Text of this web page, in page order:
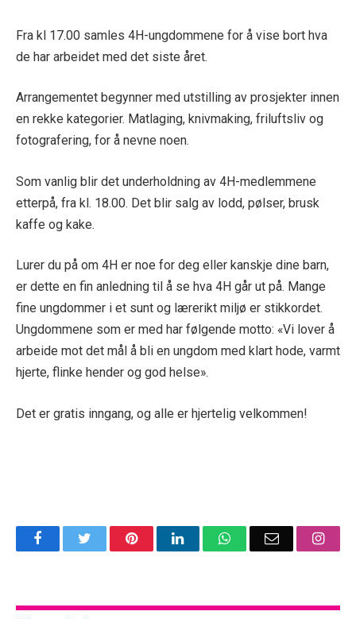
Fra kl 17.00 samles 4H-ungdommene for å vise bort hva
de har arbeidet med det siste året.
Arrangementet begynner med utstilling av prosjekter innen
en rekke kategorier. Matlaging, knivmaking, friluftsliv og
fotografering, for å nevne noen.
Som vanlig blir det underholdning av 4H-medlemmene
etterpå, fra kl. 18.00. Det blir salg av lodd, pølser, brusk
kaffe og kake.
Lurer du på om 4H er noe for deg eller kanskje dine barn,
er dette en fin anledning til å se hva 4H går ut på. Mange
fine ungdommer i et sunt og lærerikt miljø er stikkordet.
Ungdommene som er med har følgende motto: «Vi lover å
arbeide mot det mål å bli en ungdom med klart hode, varmt
hjerte, flinke hender og god helse».
Det er gratis inngang, og alle er hjertelig velkommen!
FacebookTwitter PinterestLinkedInWhatsAppEmail